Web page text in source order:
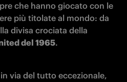
che hanno giocato con le
del 1965.
via del tutto eccezionale,